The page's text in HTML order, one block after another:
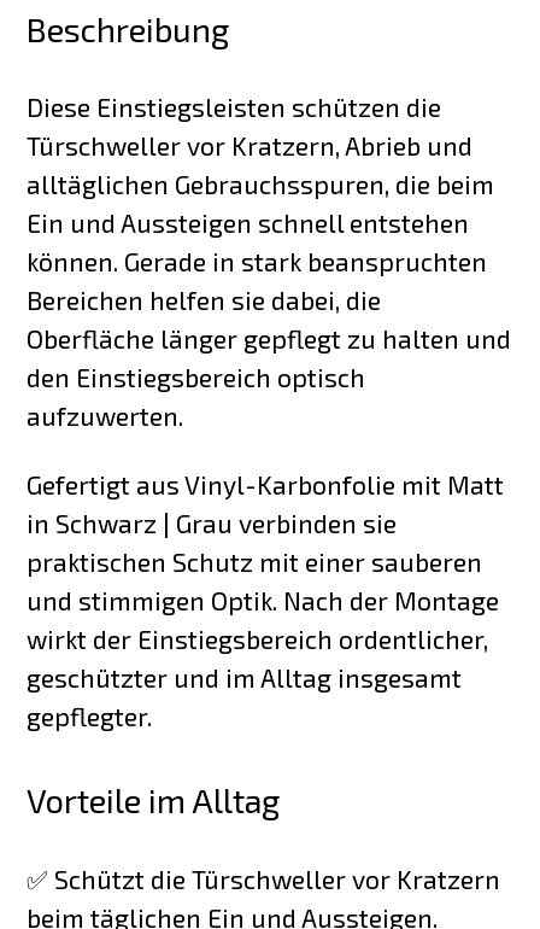
Beschreibung
Diese Einstiegsleisten schützen die
Türschweller vor Kratzern, Abrieb und
alltäglichen Gebrauchsspuren, die beim
Ein und Aussteigen schnell entstehen
können. Gerade in stark beanspruchten
Bereichen helfen sie dabei, die
Oberfläche länger gepflegt zu halten und
den Einstiegsbereich optisch
aufzuwerten.
Gefertigt aus Vinyl-Karbonfolie mit Matt
in Schwarz | Grau verbinden sie
praktischen Schutz mit einer sauberen
und stimmigen Optik. Nach der Montage
wirkt der Einstiegsbereich ordentlicher,
geschützter und im Alltag insgesamt
gepflegter.
Vorteile im Alltag
✅ Schützt die Türschweller vor Kratzern
beim täglichen Ein und Aussteigen.